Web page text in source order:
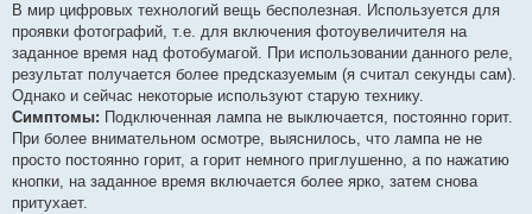
В мир цифровых технологий вещь бесполезная. Используется для
проявки фотографий, т.е. для включения фотоувеличителя на
заданное время над фотобумагой. При использовании данного реле,
результат получается более предсказуемым (я считал секунды сам).
Однако и сейчас некоторые используют старую технику.
Симптомы: Подключенная лампа не выключается, постоянно горит.
При более внимательном осмотре, выяснилось, что лампа не не
просто постоянно горит, а горит немного приглушенно, а по нажатию
кнопки, на заданное время включается более ярко, затем снова
притухает.